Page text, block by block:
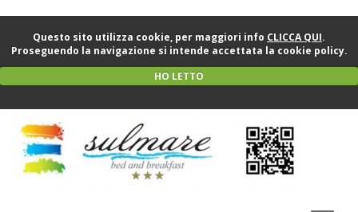
Questo sito utilizza cookie, per maggiori info CLICCA QUI.
Proseguendo la navigazione si intende accettata la cookie policy.
HO LETTO